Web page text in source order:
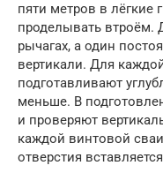
пяти метров в лёгкие
проделывать втроём.
рычагах, а один
вертикали. Для
подготавливают
меньше. В
и проверяют
каждой винтовой
отверстия